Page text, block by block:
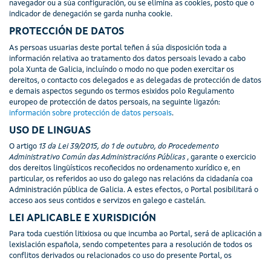
navegador ou a súa configuración, ou se elimina as cookies, posto que o
indicador de denegación se garda nunha cookie.
PROTECCIÓN DE DATOS
As persoas usuarias deste portal teñen á súa disposición toda a
información relativa ao tratamento dos datos persoais levado a cabo
pola Xunta de Galicia, incluíndo o modo no que poden exercitar os
dereitos, o contacto cos delegados e as delegadas de protección de datos
e demais aspectos segundo os termos esixidos polo Regulamento
europeo de protección de datos persoais, na seguinte ligazón:
información sobre protección de datos persoais.
USO DE LINGUAS
O artigo 13 da Lei 39/2015, do 1 de outubro, do Procedemento
Administrativo Común das Administracións Públicas, garante o exercicio
dos dereitos lingüísticos recoñecidos no ordenamento xurídico e, en
particular, os referidos ao uso do galego nas relacións da cidadanía coa
Administración pública de Galicia. A estes efectos, o Portal posibilitará o
acceso aos seus contidos e servizos en galego e castelán.
LEI APLICABLE E XURISDICIÓN
Para toda cuestión litixiosa ou que incumba ao Portal, será de aplicación a
lexislación española, sendo competentes para a resolución de todos os
conflitos derivados ou relacionados co uso do presente Portal, os